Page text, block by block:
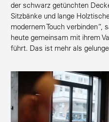
der schwarz getünchten
Sitzbänke und lange
modernem Touch verbinden“,
heute gemeinsam mit ihrem
führt. Das ist mehr als